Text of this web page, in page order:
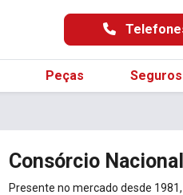
Peças Seguros
Consórcio
Presente no mercado desde